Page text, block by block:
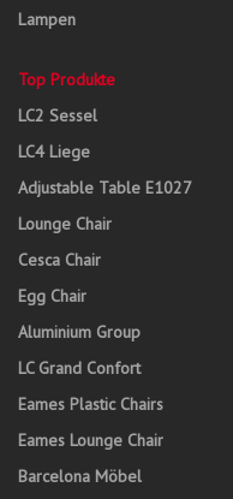
Lampen
Top Produkte
LC2 Sessel
LC4 Liege
Adjustable Table E1027
Lounge Chair
Cesca Chair
Egg Chair
Aluminium Group
LC Grand Confort
Eames Plastic Chairs
Eames Lounge Chair
Barcelona Möbel